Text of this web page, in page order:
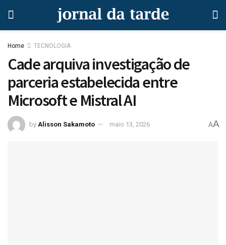
Home TECNOLOGIA
Cade arquiva investigação de
parceria estabelecida entre
Microsoft e Mistral AI
by Alisson Sakamoto maio 13, 2026 AA